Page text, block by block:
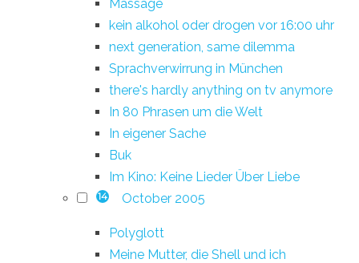
Massage
kein alkohol oder drogen vor 16:00 uhr
next generation, same dilemma
Sprachverwirrung in München
there's hardly anything on tv anymore
In 80 Phrasen um die Welt
In eigener Sache
Buk
Im Kino: Keine Lieder Über Liebe
14 October 2005
Polyglott
Meine Mutter, die Shell und ich